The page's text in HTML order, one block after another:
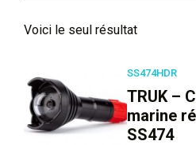
Voici le seul résultat
SS474HDR
TRUK –
marine
SS474